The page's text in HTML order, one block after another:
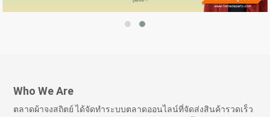
Who We Are
ตลาดผ้าจงสถิตย์ ได้จัดทำระบบตลาดออนไลน์ที่จัดส่งสินค้ารวดเร็ว